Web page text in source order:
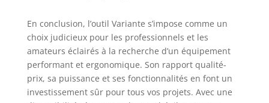
En conclusion, l’outil Variante s’impose comme un
choix judicieux pour les professionnels et les
amateurs éclairés à la recherche d’un équipement
performant et ergonomique. Son rapport qualité-
prix, sa puissance et ses fonctionnalités en font un
investissement sûr pour tous vos projets. Avec une